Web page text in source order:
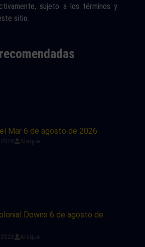
sujeto a los términos y
sitio.
Mar 6 de agosto de 2026
Araque
Downs 6 de agosto de
Araque